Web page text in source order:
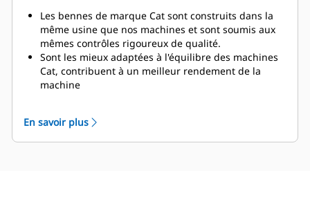
tombereau (TPMS) permet à une exploitation
minière de gérer les charges utiles et de s'assurer
que les tombereaux ne sont pas sous-chargés ou
surchargés. Un affichage simple dans la cabine
fournit aux opérateurs des informations précises sur
la charge utile, leur permettant
matériau à chaque fois.
Les bennes de marque Cat sont construits dans la
même usine que nos machines et sont soumis aux
mêmes contrôles rigoureux de qualité.
Sont les mieux adaptées à l'équilibre des machines
Cat, contribuent à un meilleur rendement de la
machine
Les bennes de tombereau Cat sont prises en charge
par le réseau mondial de concessionnaires Cat.
En savoir plus